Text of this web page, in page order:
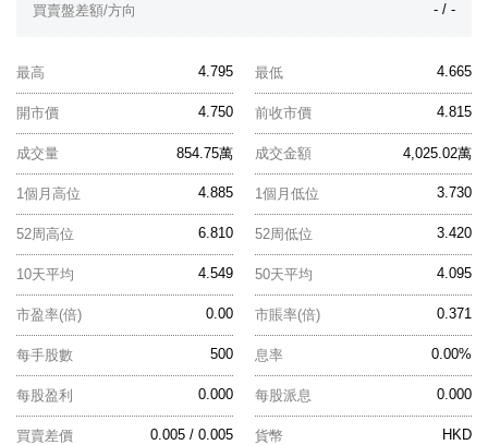
- / -
買賣盤差額/方向
4.795
最高 4.665
最低
4.750
開市價 4.815
前收市價
854.75萬
成交量 4,025.02萬
成交金額
4.885
1個月高位 3.730
1個月低位
6.810
52周高位 3.420
52周低位
4.549
10天平均 4.095
50天平均
0.00
市盈率(倍) 0.371
市賬率(倍)
500
每手股數 0.00%
息率
0.000
每股盈利 0.000
每股派息
0.005 / 0.005
買賣差價 HKD
貨幣